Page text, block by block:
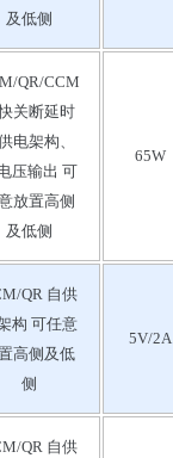
及低侧
QR/CCM
关断延时
电架构、
压输出 可
放置高侧
及低侧
65W
QR 自供
构 可任意
高侧及低
侧
5V/2A
QR 自供